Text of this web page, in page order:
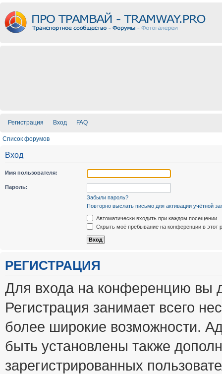
Регистрация Вход FAQ
Список форумов
Вход
Имя пользователя:
Пароль:
Забыли пароль?
Повторно выслать письмо для активации учётной
Автоматически входить при каждом посещении
Скрыть моё пребывание на конференции в этот
РЕГИСТРАЦИЯ
Для входа на конференцию вы
Регистрация занимает всего
более широкие возможности.
быть установлены также
зарегистрированных